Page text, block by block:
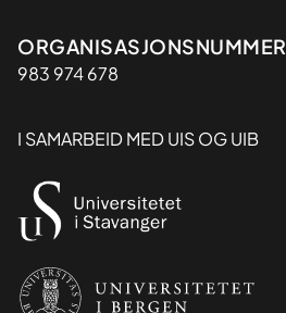
Organisasjon
ORGANISASJONSNUMMER
983 974 678
I SAMARBEID MED UIS OG UIB